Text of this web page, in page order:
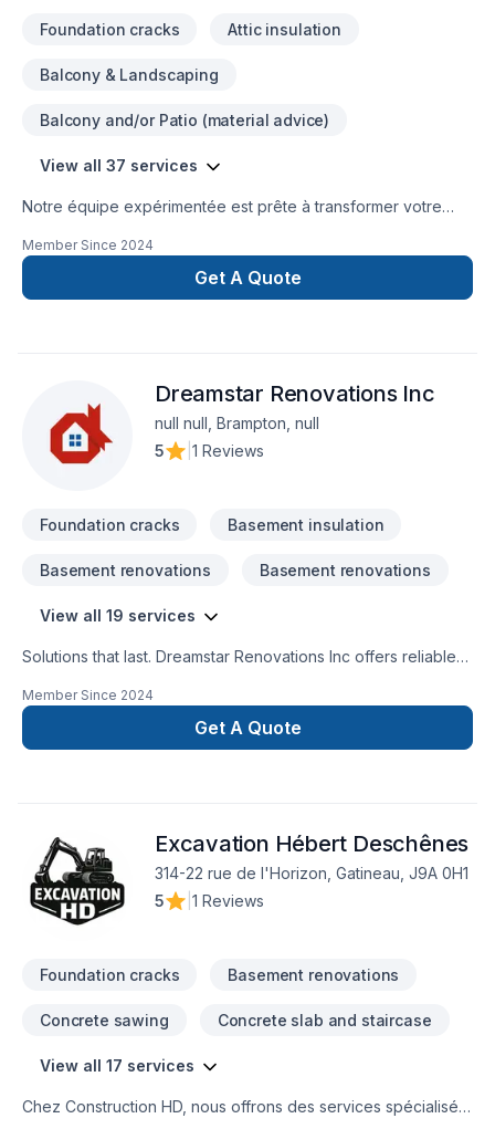
Foundation cracks Attic insulation
Balcony & Landscaping
Balcony and/or Patio (material advice)
View all 37 services
Notre équipe expérimentée est prête à transformer votre
contactant dès aujourd’hui. Nous sommes fiers d’offrir des
services de haute qualité, utilisant les meilleurs matériaux et
techniques, pour garantir votre satisfaction. Profitez de notre
!Google ⭐️⭐️⭐️⭐️⭐️ (63) reviews
Member Since 2024
Get A Quote
Dreamstar Renovations Inc
null null, Brampton, null
5
1 Reviews
Foundation cracks Basement insulation
Basement renovations Basement renovations
View all 19 services
Solutions that last. Dreamstar Renovations Inc offers reliable
Foundation cracks, Kitchen, Staircase & railing services
throughout Central Ontario,Golden Horseshoe. We listen
carefully to your needs and craft solutions that bring your
lasting results.
Member Since 2024
Get A Quote
Excavation Hébert Deschênes
314-22 rue de l'Horizon, Gatineau, J9A 0H1
5
1 Reviews
Foundation cracks Basement renovations
Concrete sawing Concrete slab and staircase
View all 17 services
Chez Construction HD, nous offrons des services spécialisés